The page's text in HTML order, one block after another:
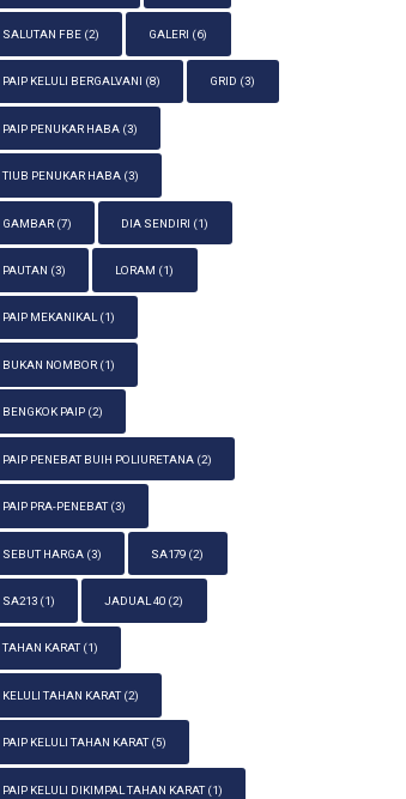
SALUTAN FBE(2) GALERI (6)
PAIP KELULI BERGALVANI (8) GRID (3)
PAIP PENUKAR HABA(3)
TIUB PENUKAR HABA(3)
GAMBAR(7) DIA SENDIRI (1)
PAUTAN (3) LORAM (1)
PAIP MEKANIKAL(1)
BUKAN NOMBOR(1)
BENGKOK PAIP(2)
PAIP PENEBAT BUIH POLIURETANA(2)
PAIP PRA-PENEBAT(3)
SEBUT HARGA(3) SA179 (2)
SA213(1) JADUAL 40 (2)
TAHAN KARAT(1)
KELULI TAHAN KARAT(2)
PAIP KELULI TAHAN KARAT(5)
PAIP KELULI DIKIMPAL TAHAN KARAT(1)